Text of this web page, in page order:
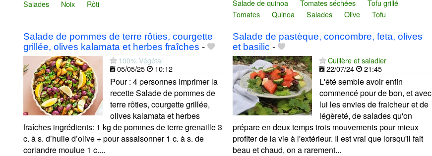
Salades
Noix Rôti Salade de quinoa Tomates séchées
Tofu grillé
Tomates
Quinoa Salades Olive Tofu
Salade de pommes de terre rôties, courgette
grillée, olives kalamata et herbes fraîches -
100% Végétal
05/05/25
10:12
Pour : 4 personnes Imprimer la
recette Salade de pommes de
terre rôties, courgette grillée,
olives kalamata et herbes
fraîches ingrédients: 1 kg de pommes de terre grenaille 3
c. à s. d’huile d’olive + pour assaisonner 1 c. à s. de
coriandre moulue 1 c....
Salade de pastèque, concombre, feta, olives
et basilic -
Cuillère et saladier
22/07/24
21:45
L'été semble avoir enfin
commencé pour de bon, et avec
lui les envies de fraicheur et de
légèreté, de salades qu'on
prépare en deux temps trois mouvements pour mieux
profiter de la vie à l'extérieur. Il est vrai que lorsqu'il fait
beau et chaud, on a rarement...